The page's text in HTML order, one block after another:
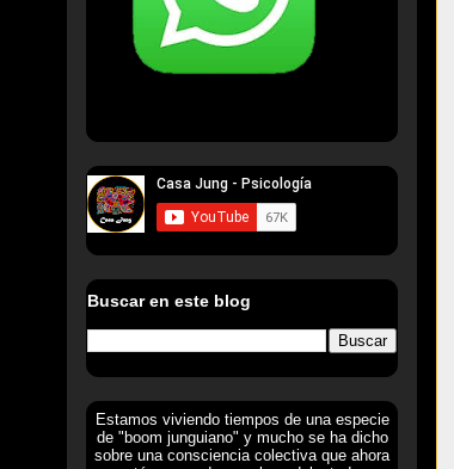
Buscar en este blog
Estamos viviendo tiempos de una especie
de "boom junguiano" y mucho se ha dicho
sobre una consciencia colectiva que ahora